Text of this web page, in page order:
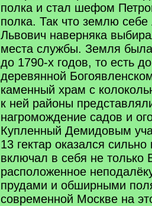
полка и стал шефом
полка. Так что землю себе
Львович наверняка
места службы. Земля
до 1790-х годов, то есть
деревянной
каменный храм с
к ней районы
нагромождение садов и
Купленный Демидовым
13 гектар оказался
включал в себя не только
расположенное
прудами и обширными
современной Москве на